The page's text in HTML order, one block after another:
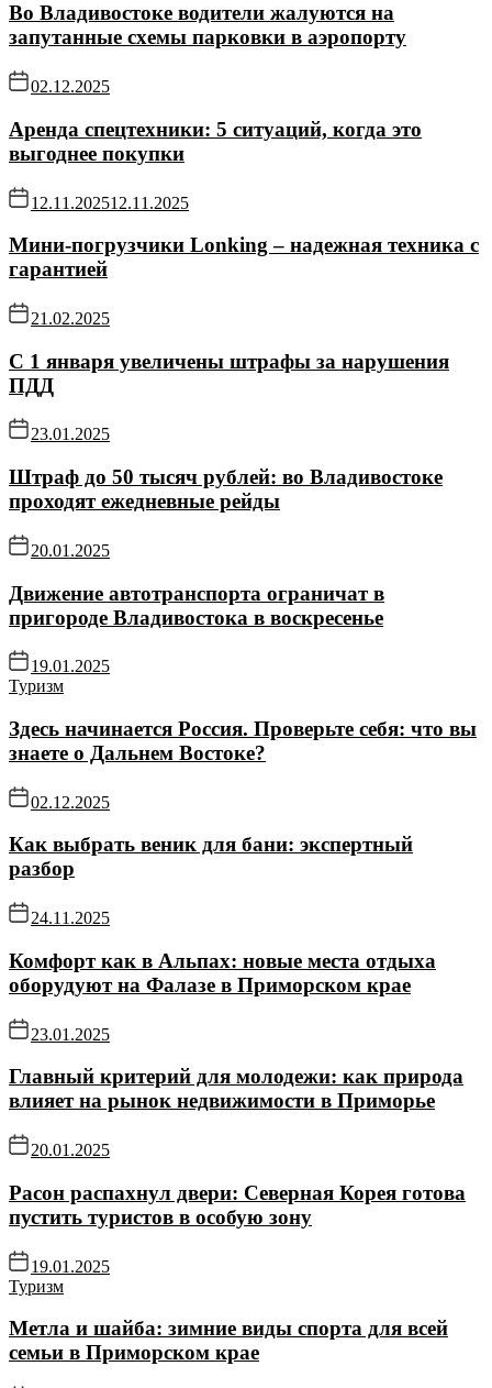
Во Владивостоке водители жалуются на
запутанные схемы парковки в аэропорту
02.12.2025
Аренда спецтехники: 5 ситуаций, когда это
выгоднее покупки
12.11.202512.11.2025
Мини-погрузчики Lonking – надежная техника с
гарантией
21.02.2025
С 1 января увеличены штрафы за нарушения
ПДД
23.01.2025
Штраф до 50 тысяч рублей: во Владивостоке
проходят ежедневные рейды
20.01.2025
Движение автотранспорта ограничат в
пригороде Владивостока в воскресенье
19.01.2025
Туризм
Здесь начинается Россия. Проверьте себя: что вы
знаете о Дальнем Востоке?
02.12.2025
Как выбрать веник для бани: экспертный
разбор
24.11.2025
Комфорт как в Альпах: новые места отдыха
оборудуют на Фалазе в Приморском крае
23.01.2025
Главный критерий для молодежи: как природа
влияет на рынок недвижимости в Приморье
20.01.2025
Расон распахнул двери: Северная Корея готова
пустить туристов в особую зону
19.01.2025
Туризм
Метла и шайба: зимние виды спорта для всей
семьи в Приморском крае